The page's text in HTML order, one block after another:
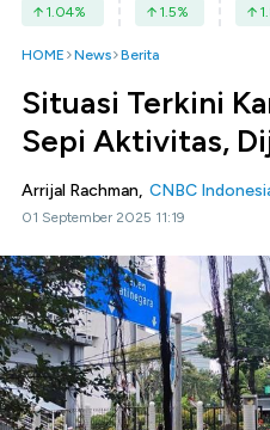
1.04% 1.5%
HOME News Berita
Situasi Terkini
Sepi Aktivitas,
Arrijal Rachman, CNBC
01 September 2025 11:19